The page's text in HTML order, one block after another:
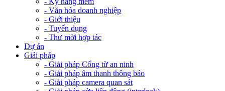
- Văn hóa doanh nghiệp
- Giới thiệu
- Tuyển dụng
- Thư mời hợp tác
Dự án
Giải pháp
- Giải pháp Cổng từ an ninh
- Giải pháp âm thanh thông báo
- Giải pháp camera quan sát